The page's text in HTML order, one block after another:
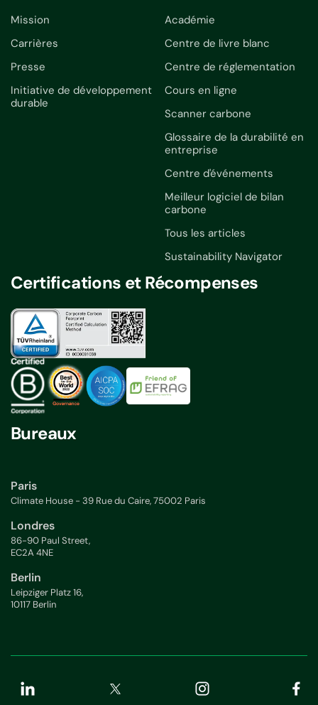
Mission
Carrières
Presse
Initiative de développement
durable
Académie
Centre de livre blanc
Centre de réglementation
Cours en ligne
Scanner carbone
Glossaire de la durabilité en
entreprise
Centre d'événements
Meilleur logiciel de bilan
carbone
Tous les articles
Sustainability Navigator
Certifications et Récompenses
Bureaux
Paris
Climate House - 39 Rue du Caire, 75002 Paris
Londres
86-90 Paul Street,
EC2A 4NE
Berlin
Leipziger Platz 16,
10117 Berlin